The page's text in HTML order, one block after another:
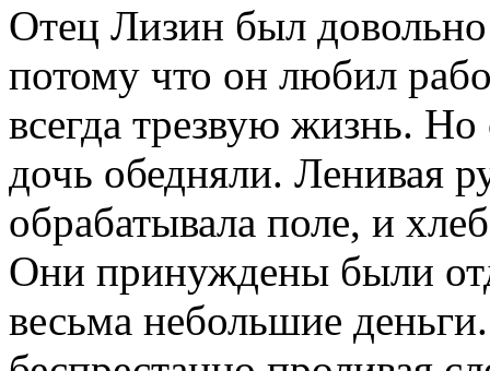
Отец Лизин был
потому что он любил
всегда трезвую жизнь.
дочь обедняли. Ленивая
обрабатывала поле, и
Они принуждены были
весьма небольшие